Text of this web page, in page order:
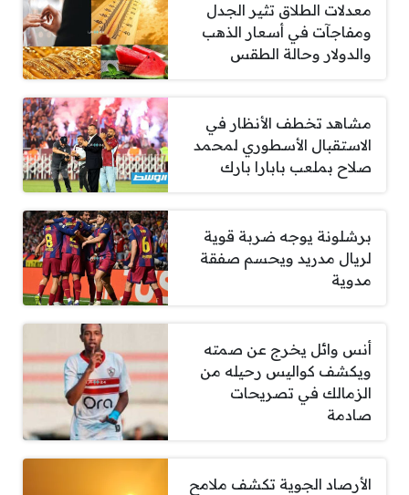
معدلات الطلاق تثير الجدل
ومفاجآت في أسعار الذهب
والدولار وحالة الطقس
مشاهد تخطف الأنظار في
الاستقبال الأسطوري لمحمد
صلاح بملعب بابارا بارك
برشلونة يوجه ضربة قوية
لريال مدريد ويحسم صفقة
مدوية
أنس وائل يخرج عن صمته
ويكشف كواليس رحيله من
الزمالك في تصريحات
صادمة
الأرصاد الجوية تكشف ملامح